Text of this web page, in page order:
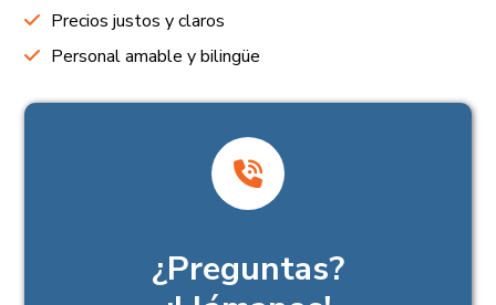
Precios justos y claros
Personal amable y bilingüe
¿Preguntas?